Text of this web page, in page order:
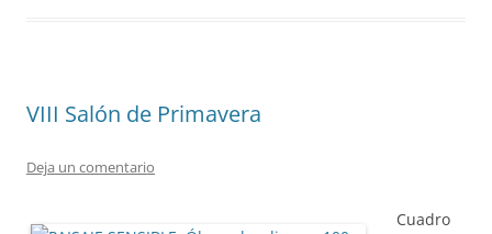
VIII Salón de Primavera
Deja un comentario
Cuadro